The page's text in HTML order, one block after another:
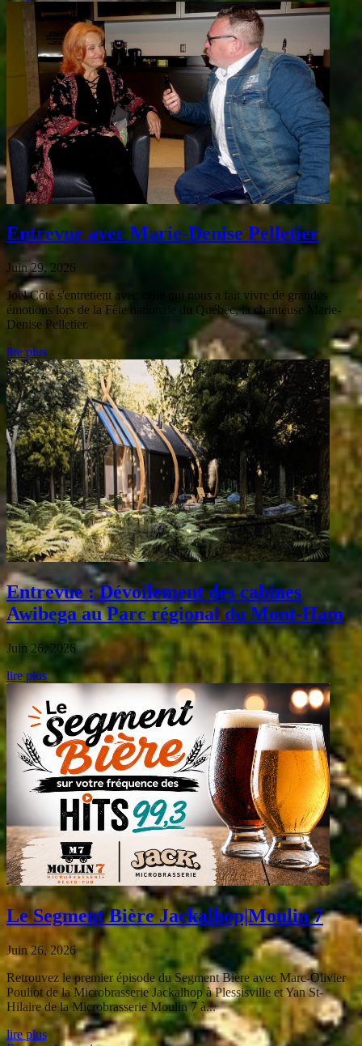
Entrevue avec Marie-Denise Pelletier
Juin 29, 2026
Joël Côté s'entretient avec celle qui nous a fait vivre de grandes
émotions lors de la Fête nationale du Québec, la chanteuse Marie-
Denise Pelletier.
lire plus
Entrevue : Dévoilement des cabines
Awibega au Parc régional du Mont-Ham
Juin 26, 2026
lire plus
Le Segment Bière Jackalhop|Moulin 7
Juin 26, 2026
Retrouvez le premier épisode du Segment Bière avec Marc-Olivier
Pouliot de la Microbrasserie Jackalhop à Plessisville et Yan St-
Hilaire de la Microbrasserie Moulin 7 à...
lire plus